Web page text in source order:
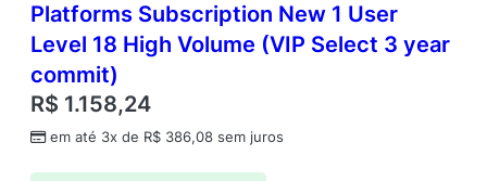
Platforms Subscription New 1 User
Level 18 High Volume (VIP Select 3 year
commit)
R$ 1.158,24
em até 3x de R$ 386,08 sem juros